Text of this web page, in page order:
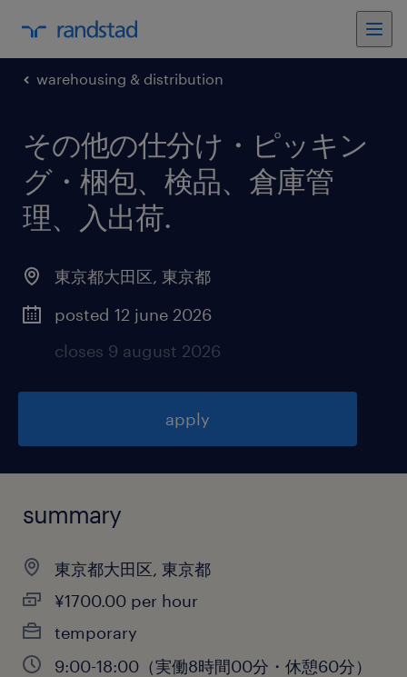
warehousing & distribution
その他の仕分け・ピッキン
グ・梱包、検品、倉庫管
理、入出荷.
東京都大田区, 東京都
posted 12 june 2026
closes 9 august 2026
apply
summary
東京都大田区, 東京都
¥1700.00 per hour
temporary
9:00-18:00（実働8時間00分・休憩60分）